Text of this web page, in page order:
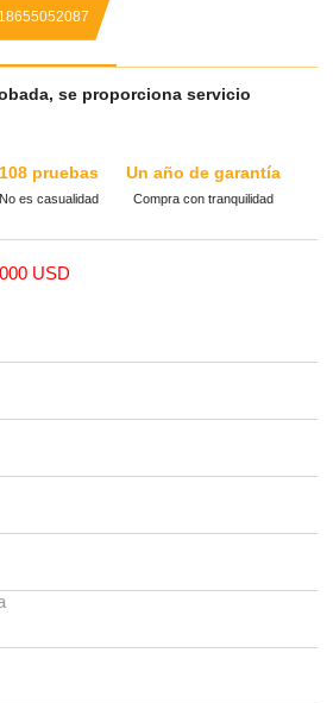
se proporciona servicio
108 pruebas
No es casualidad
Un año de garantía
Compra con tranquilidad
USD